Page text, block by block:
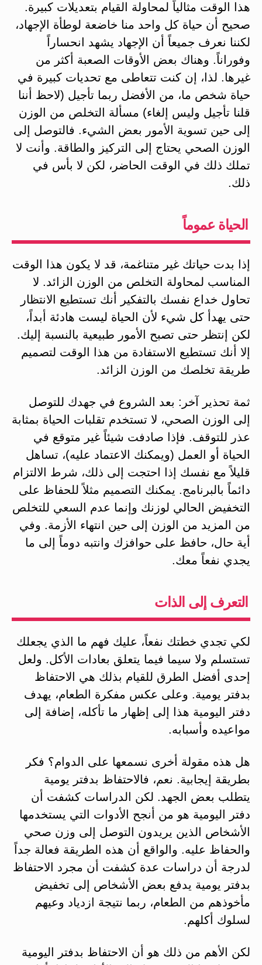
هذا الوقت مثالياً لمحاولة القيام بتعديلات كبيرة.
صحيح أن حياة كل واحد منا خاضعة لوطأة الإجهاد،
لكننا نعرف جميعاً أن الإجهاد يشهد انحساراً
وفوراناً. وهناك بعض الأوقات الصعبة أكثر من
غيرها. لذا، إن كنت تتعاطى مع تحديات كبيرة في
حياة شخص ما، من الأفضل ربما تأجيل (لاحظ أننا
قلنا تأجيل وليس إلغاء) مسألة التخلص من الوزن
إلى حين تسوية الأمور بعض الشيء. فالتوصل إلى
الوزن الصحي يحتاج إلى التركيز والطاقة. وأنت لا
تملك ذلك في الوقت الحاضر، لكن لا بأس في
ذلك.
الحياة عموماً
إذا بدت حياتك غير متناغمة، قد لا يكون هذا الوقت
المناسب لمحاولة التخلص من الوزن الزائد. لا
تحاول خداع نفسك بالتفكير أنك تستطيع الانتظار
حتى يهدأ كل شيء لأن الحياة ليست هادئة أبداً،
لكن إنتظر حتى تصبح الأمور طبيعية بالنسبة إليك.
إلا أنك تستطيع الاستفادة من هذا الوقت لتصميم
طريقة تخلصك من الوزن الزائد.
ثمة تحذير آخر: بعد الشروع في جهدك للتوصل
إلى الوزن الصحي، لا تستخدم تقلبات الحياة بمثابة
عذر للتوقف. فإذا صادفت شيئاً غير متوقع في
الحياة أو العمل (ويمكنك الاعتماد عليه)، تساهل
قليلاً مع نفسك إذا احتجت إلى ذلك، شرط الالتزام
دائماً بالبرنامج. يمكنك التصميم مثلاً للحفاظ على
التخفيض الحالي لوزنك وإنما عدم السعي للتخلص
من المزيد من الوزن إلى حين انتهاء الأزمة. وفي
أية حال، حافظ على حوافزك وانتبه دوماً إلى ما
يجدي نفعاً معك.
التعرف إلى الذات
لكي تجدي خطتك نفعاً، عليك فهم ما الذي يجعلك
تستسلم ولا سيما فيما يتعلق بعادات الأكل. ولعل
إحدى أفضل الطرق للقيام بذلك هي الاحتفاظ
بدفتر يومية. وعلى عكس مفكرة الطعام، يهدف
دفتر اليومية هذا إلى إظهار ما تأكله، إضافة إلى
مواعيده وأسبابه.
هل هذه مقولة أخرى نسمعها على الدوام؟ فكر
بطريقة إيجابية. نعم، فالاحتفاظ بدفتر يومية
يتطلب بعض الجهد. لكن الدراسات كشفت أن
دفتر اليومية هو من أنجح الأدوات التي يستخدمها
الأشخاص الذين يريدون التوصل إلى وزن صحي
والحفاظ عليه. والواقع أن هذه الطريقة فعالة جداً
لدرجة أن دراسات عدة كشفت أن مجرد الاحتفاظ
بدفتر يومية يدفع بعض الأشخاص إلى تخفيض
مأخوذهم من الطعام، ربما نتيجة ازدياد وعيهم
لسلوك أكلهم.
لكن الأهم من ذلك هو أن الاحتفاظ بدفتر اليومية